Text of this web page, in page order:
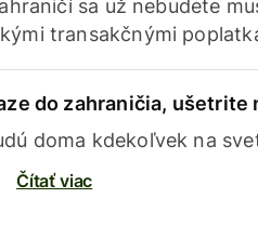
sa už nebudete
transakčnými
do zahraničia, ušetrite
doma kdekoľvek na
Čítať viac